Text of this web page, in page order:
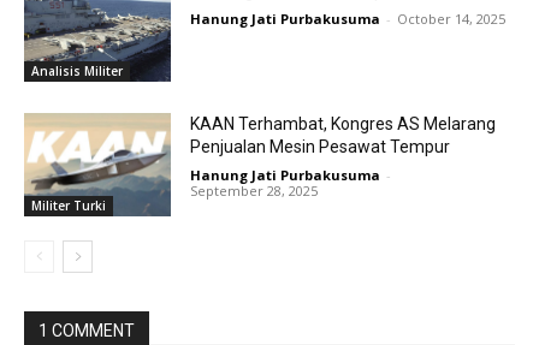
Analisis Militer
Hanung Jati Purbakusuma - October 14, 2025
Militer Turki
KAAN Terhambat, Kongres AS Melarang
Penjualan Mesin Pesawat Tempur
Hanung Jati Purbakusuma -
September 28, 2025
1 COMMENT